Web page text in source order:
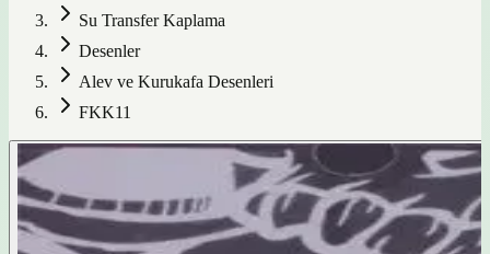
Su Transfer Kaplama
Desenler
Alev ve Kurukafa Desenleri
FKK11